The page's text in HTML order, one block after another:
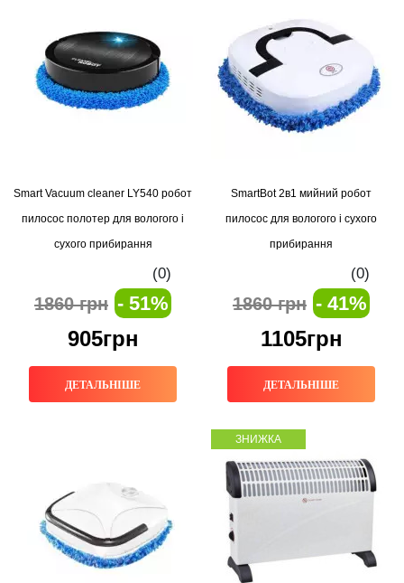
Smart Vacuum cleaner LY540 робот
пилосос полотер для вологого і
сухого прибирання
(0)
1860 грн - 51%
905грн
ДЕТАЛЬНІШЕ
SmartBot 2в1 мийний робот
пилосос для вологого і сухого
прибирання
(0)
1860 грн - 41%
1105грн
ДЕТАЛЬНІШЕ
ЗНИЖКА